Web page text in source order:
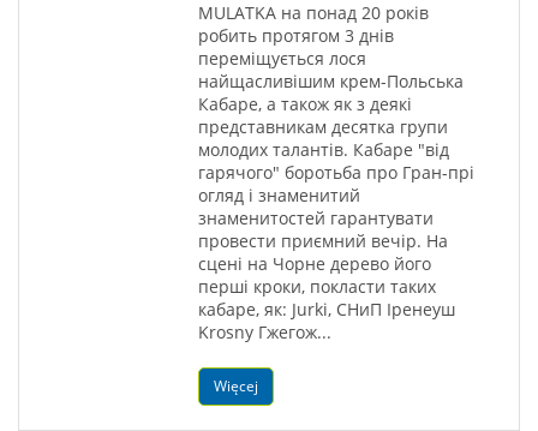
MULATKA на понад 20 років
робить протягом 3 днів
переміщується лося
найщасливішим крем-Польська
Кабаре, а також як з деякі
представникам десятка групи
молодих талантів. Кабаре "від
гарячого" боротьба про Гран-прі
огляд і знаменитий
знаменитостей гарантувати
провести приємний вечір. На
сцені на Чорне дерево його
перші кроки, покласти таких
кабаре, як: Jurki, СНиП Іренеуш
Krosny Гжегож...
Więcej